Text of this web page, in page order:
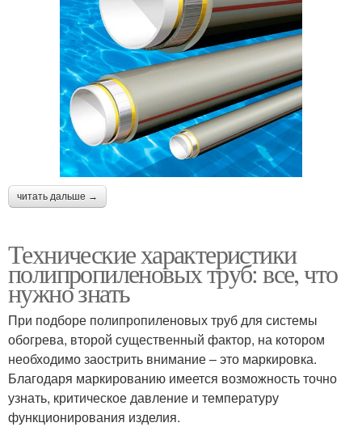
читать дальше →
Технические характеристики
полипропиленовых труб: все, что
нужно знать
При подборе полипропиленовых труб для системы
обогрева, второй существенный фактор, на котором
необходимо заострить внимание – это маркировка.
Благодаря маркированию имеется возможность точно
узнать, критическое давление и температуру
функционирования изделия.